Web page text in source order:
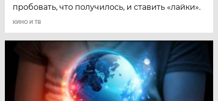
пробовать, что получилось, и ставить «лайки».
КИНО И ТВ